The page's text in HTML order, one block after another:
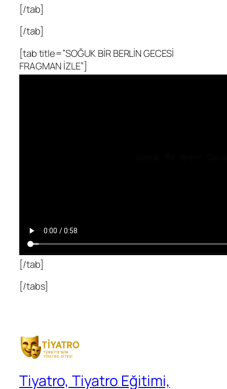
[/tab]
[/tab]
[tab title=”SOĞUK BİR BERLİN GECESİ
FRAGMAN İZLE”]
[/tab]
[/tabs]
Tiyatro, Tiyatro Eğitimi,